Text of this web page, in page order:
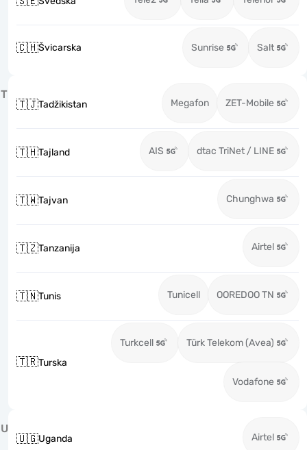
🇨🇭Švicarska Sunrise Salt
T
🇹🇯Tadžikistan Megafon ZET-Mobile
🇹🇭Tajland AIS dtac TriNet / LINE
🇹🇼Tajvan Chunghwa
🇹🇿Tanzanija Airtel
🇹🇳Tunis Tunicell OOREDOO TN
🇹🇷Turska
Turkcell Türk Telekom (Avea)
Vodafone
U
🇺🇬Uganda Airtel